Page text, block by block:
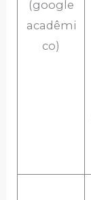
(google
acadêmi
co)